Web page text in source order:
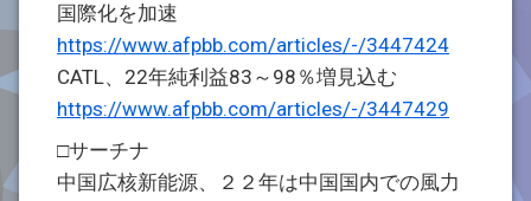
国際化を加速
https://www.afpbb.com/articles/-/3447424
CATL、22年純利益83～98％増見込む
https://www.afpbb.com/articles/-/3447429
□サーチナ
中国広核新能源、２２年は中国国内での風力